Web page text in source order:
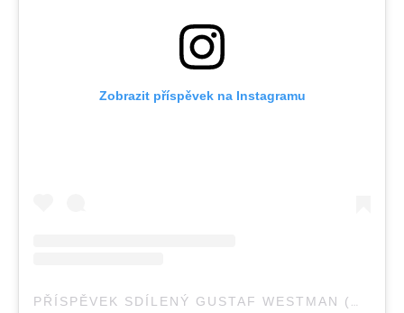
Zobrazit příspěvek na Instagramu
PŘÍSPĚVEK SDÍLENÝ GUSTAF WESTMAN (@GUSTAFWESTMAN)